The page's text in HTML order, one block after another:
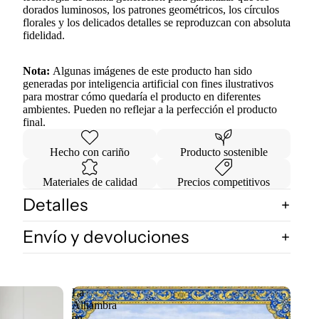
dorados luminosos, los patrones geométricos, los círculos
florales y los delicados detalles se reproduzcan con absoluta
fidelidad.
Nota: Algunas imágenes de este producto han sido
generadas por inteligencia artificial con fines ilustrativos
para mostrar cómo quedaría el producto en diferentes
ambientes. Pueden no reflejar a la perfección el producto
final.
Hecho con cariño Producto sostenible
Materiales de calidad Precios competitivos
Detalles
Envío y devoluciones
La
Alhambra